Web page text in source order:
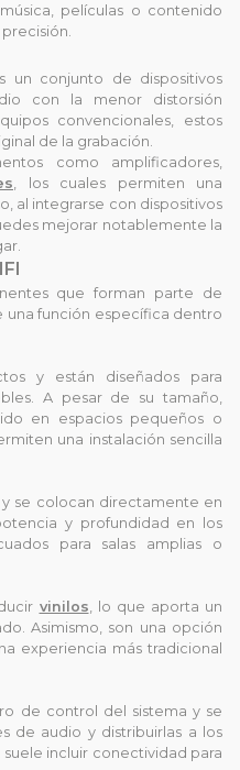
películas o contenido
un conjunto de dispositivos
con la menor distorsión
convencionales, estos
de la grabación.
como amplificadores,
, los cuales permiten una
al integrarse con dispositivos
mejorar notablemente la
que forman parte de
una función específica dentro
y están diseñados para
A pesar de su tamaño,
en espacios pequeños o
una instalación sencilla
y se colocan directamente en
y profundidad en los
para salas amplias o
vinilos, lo que aporta un
Asimismo, son una opción
experiencia más tradicional
de control del sistema y se
de audio y distribuirlas a los
incluir conectividad para